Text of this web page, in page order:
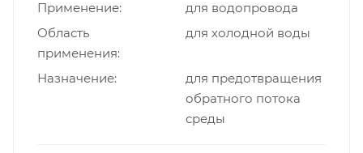
Применение
для водопровода
Область
применения
для холодной воды
Назначение
для предотвращения
обратного потока
среды